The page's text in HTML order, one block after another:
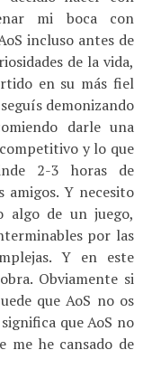
mi boca con
incluso antes de
de la vida,
en su más fiel
demonizando
darle una
y lo que
2-3 horas de
amigos. Y necesito
algo de un juego,
por las
Y en este
Obviamente si
que AoS no os
que AoS no
me he cansado de